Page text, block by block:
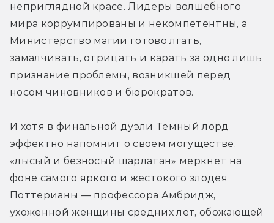
неприглядной красе. Лидеры волшебного
мира коррумпированы и некомпетентны, а
Министерство магии готово лгать,
замалчивать, отрицать и карать за одно лишь
признание проблемы, возникшей перед
носом чиновников и бюрократов.
И хотя в финальной дуэли Тёмный лорд
эффектно напомнит о своём могуществе,
«лысый и безносый шарлатан» меркнет на
фоне самого яркого и жестокого злодея
Поттерианы — профессора Амбридж,
ухоженной женщины средних лет, обожающей